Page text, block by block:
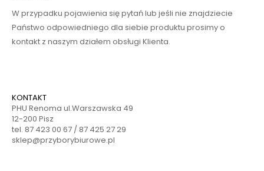
W przypadku pojawienia się pytań lub jeśli nie znajdziecie
Państwo odpowiedniego dla siebie produktu prosimy o
kontakt z naszym działem obsługi Klienta.
KONTAKT
PHU Renoma ul.Warszawska 49
12-200 Pisz
tel. 87 423 00 67 / 87 425 27 29
sklep@przyborybiurowe.pl